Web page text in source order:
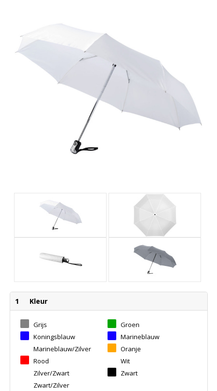
1 Kleur
Grijs
Groen
Koningsblauw
Marineblauw
Marineblauw/Zilver
Oranje
Rood
Wit
Zilver/Zwart
Zwart
Zwart/Zilver